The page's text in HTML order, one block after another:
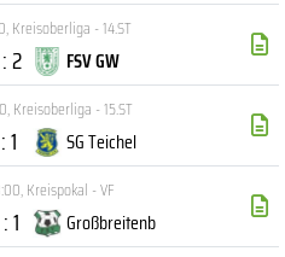
,Kreisoberliga - 14.ST
2
FSV GW
,Kreisoberliga - 15.ST
1
SG Teichel
,Kreispokal - VF
1
Großbreitenb